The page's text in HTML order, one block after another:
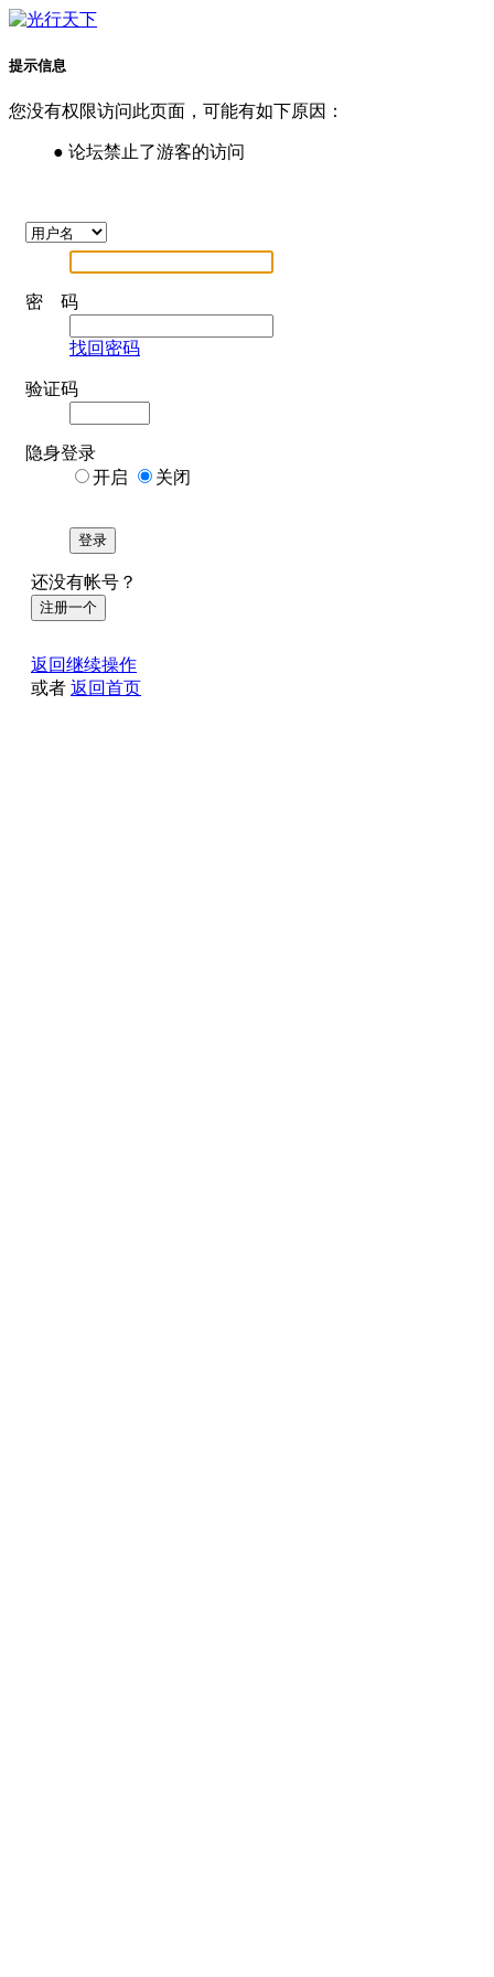
提示信息
您没有权限访问此页面，可能有如下原因：
● 论坛禁止了游客的访问
密 码
找回密码
验证码
隐身登录
开启
关闭
登录
还没有帐号？
注册一个
返回继续操作
或者 返回首页